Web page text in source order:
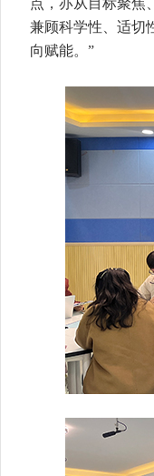
点，亦从目标聚焦
兼顾科学性、适切
向赋能。”